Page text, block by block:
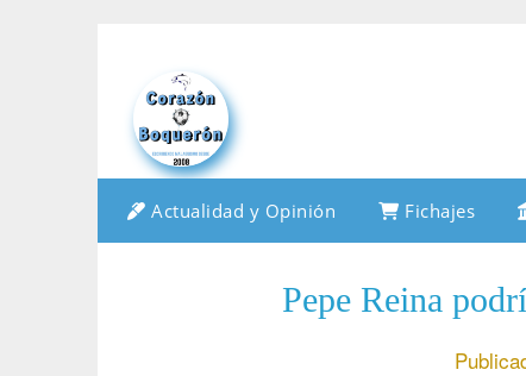
Actualidad y Opinión Fichajes
Pepe Reina